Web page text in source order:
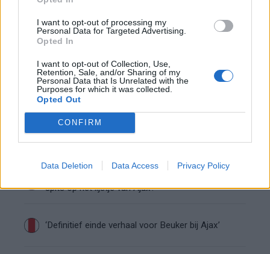
I want to opt-out of processing my
Personal Data for Targeted Advertising.
Opted In
I want to opt-out of Collection, Use,
Retention, Sale, and/or Sharing of my
Personal Data that Is Unrelated with the
Purposes for which it was collected.
Opted Out
CONFIRM
Data Deletion Data Access Privacy Policy
Zo overtuigde PSV Sven Mijnans en bleef Ajax
met lege handen achter
verlaten
Steijn: ‘Bergwijn was niet mijn eerste keus als
Ajax-aanvoerder’
Van Gaal-vertrek markeert einde van bestuurlijke
Ajax-fase
spits op het lijstje van Ajax?
‘Definitief einde verhaal voor Beuker bij Ajax’